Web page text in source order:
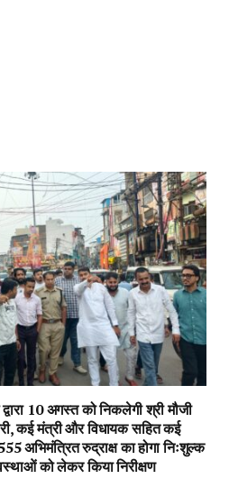
10 अगस्त को निकलेगी श्री मौजी
कई मंत्री और विधायक सहित कई
अभिमंत्रित रुद्राक्ष का होगा निःशुल्क
को लेकर किया निरीक्षण